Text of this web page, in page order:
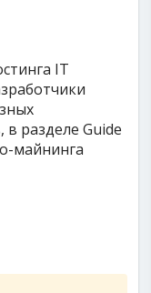
IT
разделе Guide
майнинга